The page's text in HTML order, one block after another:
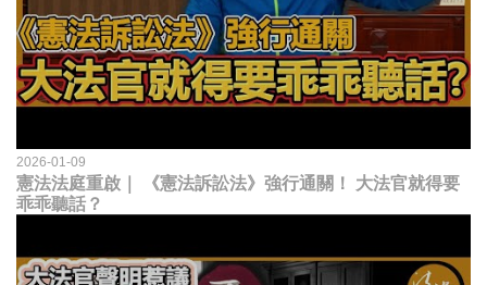
2026-01-09
憲法法庭重啟｜ 《憲法訴訟法》強行通關！ 大法官就得要
乖乖聽話？